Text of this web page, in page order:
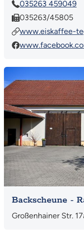
035263 459049
035263/45805
www.eiskaffee-
Mehr
Backscheune -
Großenhainer Str.